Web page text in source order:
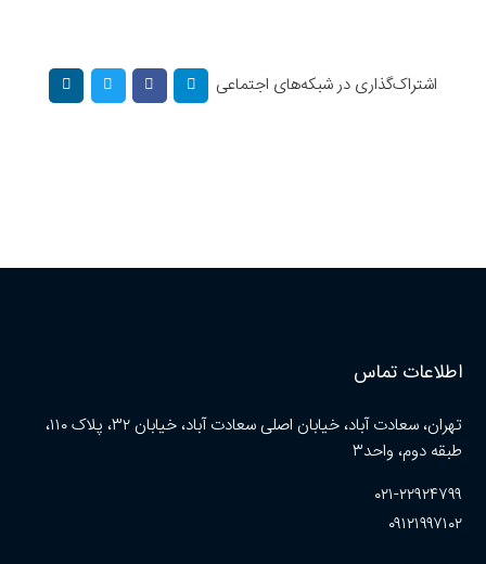
اشتراک‌گذاری در شبکه‌های اجتماعی
اطلاعات تماس
تهران، سعادت آباد، خیابان اصلی سعادت آباد، خیابان ۳۲، پلاک ۱۱۰،
طبقه دوم، واحد۳
۰۲۱-۲۲۹۲۴۷۹۹
۰۹۱۲۱۹۹۷۱۰۲